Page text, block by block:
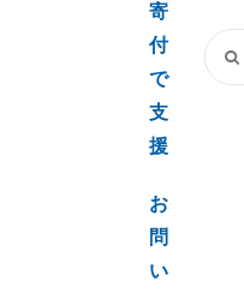
寄
付
で
支
援
お
問
い